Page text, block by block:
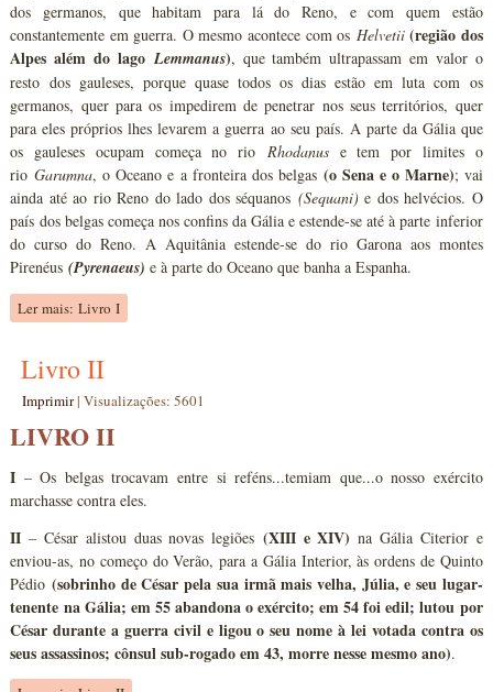
dos germanos, que habitam para lá do Reno, e com quem estão
constantemente em guerra. O mesmo acontece com os Helvetii (região dos
Alpes além do lagoLemmanus), que também ultrapassam em valor o
resto dos gauleses, porque quase todos os dias estão em luta com os
germanos, quer para os impedirem de penetrar nos seus territórios, quer
para eles próprios lhes levarem a guerra ao seu país. A parte da Gália que
os gauleses ocupam começa no rio Rhodanuse tem por limites o
rioGarumna, o Oceano e a fronteira dos belgas (o Sena e o Marne); vai
ainda até ao rio Reno do lado dos séquanos (Sequani) e dos helvécios. O
país dos belgas começa nos confins da Gália e estende-se até à parte inferior
do curso do Reno. A Aquitânia estende-se do rio Garona aos montes
Pirenéus(Pyrenaeus) e à parte do Oceano que banha a Espanha.
Ler mais: Livro I
Livro II
Imprimir|Visualizações: 5601
LIVRO II
I – Os belgas trocavam entre si reféns...temiam que...o nosso exército
marchasse contra eles.
II – César alistou duas novas legiões (XIII e XIV) na Gália Citerior e
enviou-as, no começo do Verão, para a Gália Interior, às ordens de Quinto
Pédio(sobrinho de César pela sua irmã mais velha, Júlia, e seu lugar-
tenente na Gália; em 55 abandona o exército; em 54 foi edil; lutou por
César durante a guerra civil e ligou o seu nome à lei votada contra os
seus assassinos; cônsul sub-rogado em 43, morre nesse mesmo ano).